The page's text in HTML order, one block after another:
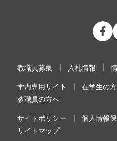
教職員募集 入札情報
学内専用サイト 在学生の
教職員の方へ
サイトポリシー 個人情報
サイトマップ